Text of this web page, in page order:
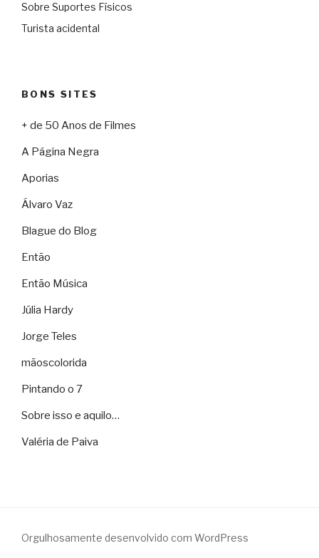
Sobre Suportes Físicos
Turista acidental
BONS SITES
+ de 50 Anos de Filmes
A Página Negra
Aporias
Álvaro Vaz
Blague do Blog
Então
Então Música
Júlia Hardy
Jorge Teles
mãoscolorida
Pintando o 7
Sobre isso e aquilo…
Valéria de Paiva
Orgulhosamente desenvolvido com WordPress